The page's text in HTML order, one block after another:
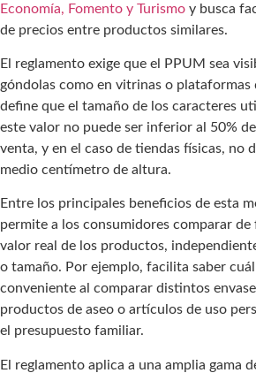
Economía, Fomento y Turismo y busca
de precios entre productos similares.
El reglamento exige que el PPUM sea
góndolas como en vitrinas o plataformas
define que el tamaño de los caracteres
este valor no puede ser inferior al 50%
venta, y en el caso de tiendas físicas, no
medio centímetro de altura.
Entre los principales beneficios de esta
permite a los consumidores comparar de
valor real de los productos,
o tamaño. Por ejemplo, facilita saber
conveniente al comparar distintos
productos de aseo o artículos de uso
el presupuesto familiar.
El reglamento aplica a una amplia gama